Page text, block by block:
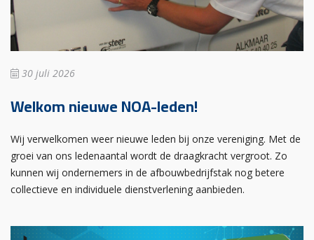
30 juli 2026
Welkom nieuwe NOA-leden!
Wij verwelkomen weer nieuwe leden bij onze vereniging. Met de
groei van ons ledenaantal wordt de draagkracht vergroot. Zo
kunnen wij ondernemers in de afbouwbedrijfstak nog betere
collectieve en individuele dienstverlening aanbieden.